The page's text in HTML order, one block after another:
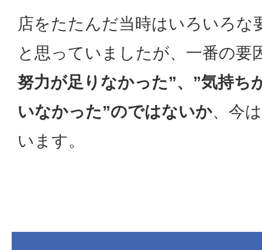
店をたたんだ当時はいろいろな
と思っていましたが、一番の要
努力が足りなかった”、”気持ち
いなかった”のではないか、今
います。